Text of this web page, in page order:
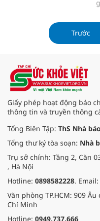
Trước
Giấy phép hoạt động báo
thông tin và truyền thông
Tổng Biên Tập: ThS Nhà
Tổng thư ký tòa soạn: Nhà
Trụ sở chính: Tầng 2, Căn
, Hà Nội
Hotline: 0898582228. Email:
Văn phòng TP.HCM: 909
Chí Minh
Hotline: 0949.737.666